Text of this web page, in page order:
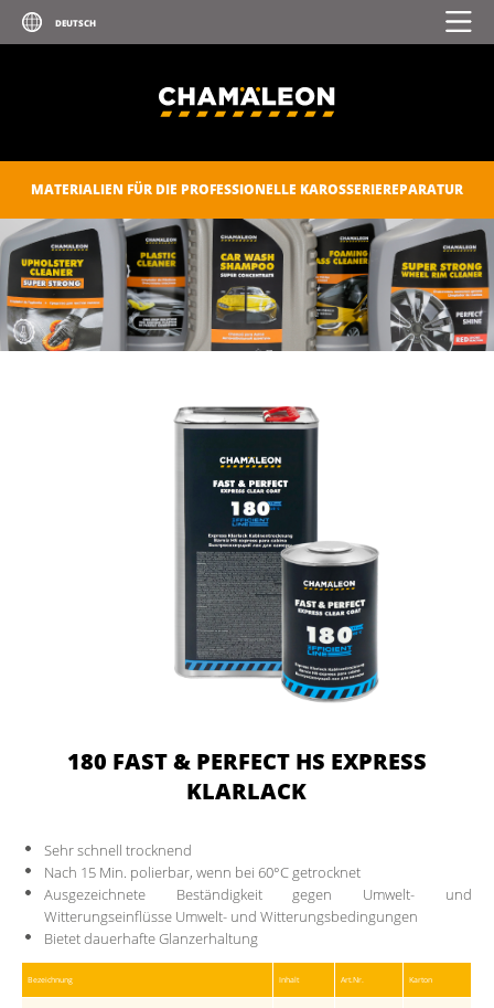
MATERIALIEN FÜR DIE PROFESSIONELLE KAROSSERIEREPARATUR
180 FAST & PERFECT HS EXPRESS
KLARLACK
Sehr schnell trocknend
Nach 15 Min. polierbar, wenn bei 60°C getrocknet
Ausgezeichnete Beständigkeit gegen Umwelt- und
Witterungseinflüsse Umwelt- und Witterungsbedingungen
Bietet dauerhafte Glanzerhaltung
Bezeichnung Inhalt Art.Nr. Karton